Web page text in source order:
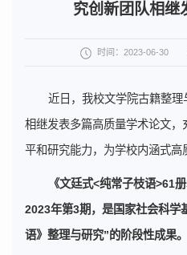
究创新团队相继
时间：2023-06-30
近日，我校文学院古籍整
相继发表多篇高质量学术论文
平和研究能力，为学校内涵式高
《文廷式<纯常子枝语>61
2023年第3期，是国家社会科学
语》整理与研究”的阶段性成果。